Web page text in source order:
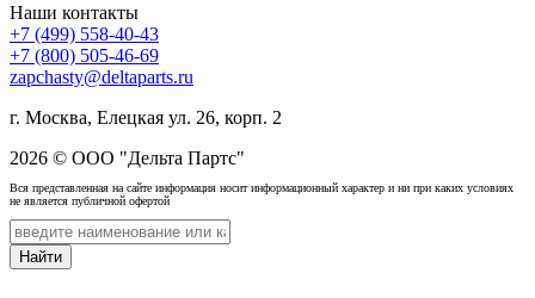
Наши контакты
+7 (499) 558-40-43
+7 (800) 505-46-69
zapchasty@deltaparts.ru
г. Москва, Елецкая ул. 26, корп. 2
2026 © ООО "Дельта Партс"
Вся представленная на сайте информация носит информационный характер и ни при каких условиях
не является публичной офертой
Найти